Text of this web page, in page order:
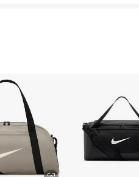
將無法獲得點數回饋。 5. 點數回
饋無上限」)，以同一訂單中同一
售網頁不符，以銷售網頁標示為
180天(含)以上進行申訴，恕無法
包之適用商品與使用條件請依點數